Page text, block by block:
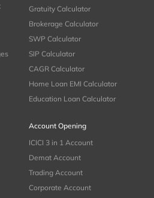
Gratuity Calculator
Brokerage Calculator
SWP Calculator
SIP Calculator
CAGR Calculator
Home Loan EMI Calculator
Education Loan Calculator
Account Opening
ICICI 3 in 1 Account
Demat Account
Trading Account
Corporate Account